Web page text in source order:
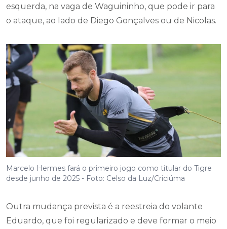
esquerda, na vaga de Waguininho, que pode ir para
o ataque, ao lado de Diego Gonçalves ou de Nicolas.
Marcelo Hermes fará o primeiro jogo como titular do Tigre
desde junho de 2025 - Foto: Celso da Luz/Criciúma
Outra mudança prevista é a reestreia do volante
Eduardo, que foi regularizado e deve formar o meio